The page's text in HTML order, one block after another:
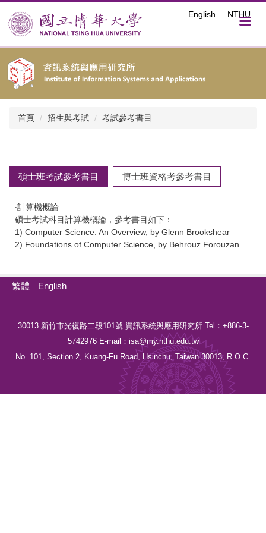
到
主
要
容
區
English NTHU
首頁 招生與考試 考試參考書目
碩士班考試參考書目 博士班資格考參考書目
‧計算機概論
碩士考試科目計算機概論，參考書目如下：
1) Computer Science: An Overview, by Glenn Brookshear
2) Foundations of Computer Science, by Behrouz Forouzan
繁體 English
30013 新竹市光復路二段101號 資訊系統與應用研究所 Tel：+886-3-
5742976 E-mail：isa@my.nthu.edu.tw
No. 101, Section 2, Kuang-Fu Road, Hsinchu, Taiwan 30013, R.O.C.